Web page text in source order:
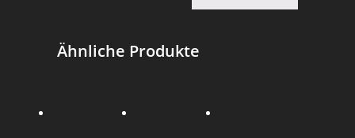
Ähnliche Produkte